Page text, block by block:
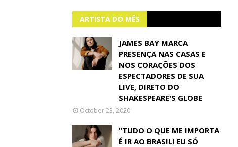
ARTISTA DO MÊS
JAMES BAY MARCA
PRESENÇA NAS CASAS E
NOS CORAÇÕES DOS
ESPECTADORES DE SUA
LIVE, DIRETO DO
SHAKESPEARE'S GLOBE
October 23, 2020
"TUDO O QUE ME IMPORTA
É IR AO BRASIL! EU SÓ